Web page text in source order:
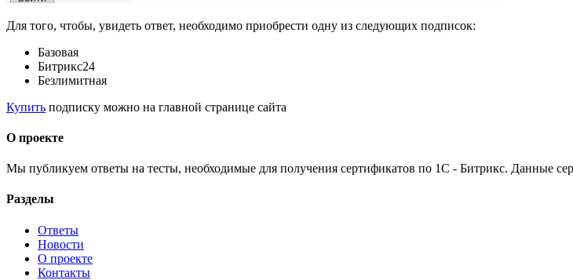
Для того, чтобы, увидеть ответ, необходимо приобрести одну из следующих подписок:
Базовая
Битрикс24
Безлимитная
Купить подписку можно на главной странице сайта
О проекте
Мы публикуем ответы на тесты, необходимые для получения сертификатов по 1С - Битрикс. Данные
Разделы
Ответы
Новости
О проекте
Контакты